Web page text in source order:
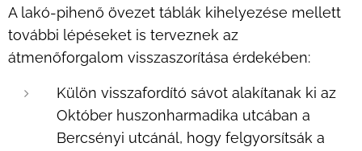
A lakó-pihenő övezet táblák kihelyezése mellett
további lépéseket is terveznek az
átmenőforgalom visszaszorítása érdekében:
Külön visszafordító sávot alakítanak ki az
Október huszonharmadika utcában a
Bercsényi utcánál, hogy felgyorsítsák a